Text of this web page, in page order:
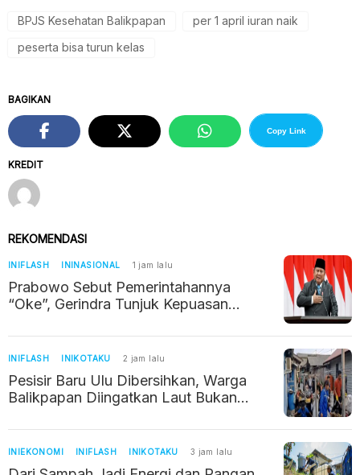
BPJS Kesehatan Balikpapan
per 1 april iuran naik
peserta bisa turun kelas
KREDIT
BAGIKAN
Copy Link
REKOMENDASI
INIFLASH ININASIONAL 1 jam lalu
Prabowo Sebut Pemerintahannya
“Oke”, Gerindra Tunjuk Kepuasan
INIFLASH INIKOTAKU 2 jam lalu
Pesisir Baru Ulu Dibersihkan, Warga
Balikpapan Diingatkan Laut Bukan
INIEKONOMI INIFLASH INIKOTAKU 3 jam lalu